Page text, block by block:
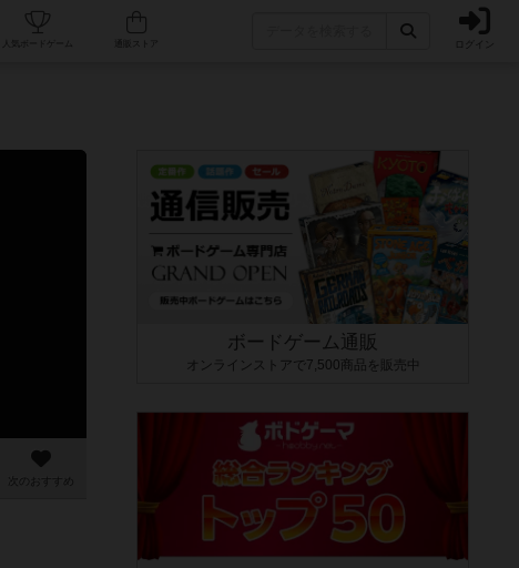
人気ボードゲーム ログイン
次のおすすめ
ボードゲーム通販
オンラインストアで7,500商品を販売中